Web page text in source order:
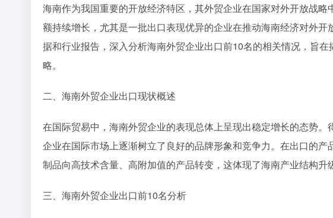
海南作为我国重要的开放经济特区，其外贸企业在国家对外开放战
额持续增长，尤其是一批出口表现优异的企业在推动海南经济对外
据和行业报告，深入分析海南外贸企业出口前10名的相关情况，旨
略。
二、海南外贸企业出口现状概述
在国际贸易中，海南外贸企业的表现总体上呈现出稳定增长的态势
企业在国际市场上逐渐树立了良好的品牌形象和竞争力。在出口的
制品向高技术含量、高附加值的产品转变，这体现了海南产业结构升
三、海南外贸企业出口前10名分析